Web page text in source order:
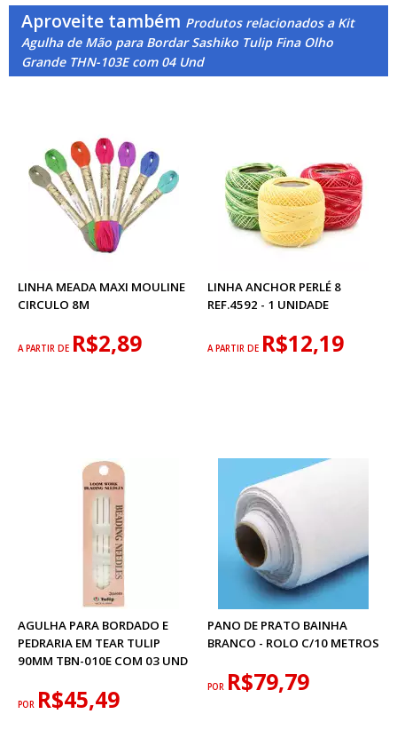
Aproveite também Produtos relacionados a Kit
Agulha de Mão para Bordar Sashiko Tulip Fina Olho
Grande THN-103E com 04 Und
LINHA MEADA MAXI MOULINE
CIRCULO 8M
A PARTIR DE R$2,89
LINHA ANCHOR PERLÉ 8
REF.4592 - 1 UNIDADE
A PARTIR DE R$12,19
AGULHA PARA BORDADO E
PEDRARIA EM TEAR TULIP
90MM TBN-010E COM 03 UND
POR R$45,49
PANO DE PRATO BAINHA
BRANCO - ROLO C/10 METROS
POR R$79,79